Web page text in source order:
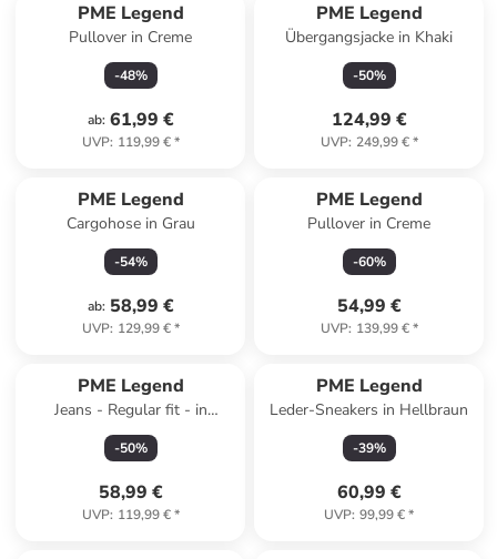
PME Legend
Pullover in Creme
-48%
ab: 61,99 €
UVP: 119,99 €*
PME Legend
Übergangsjacke in Khaki
-50%
124,99 €
UVP: 249,99 €*
PME Legend
Cargohose in Grau
-54%
ab: 58,99 €
UVP: 129,99 €*
PME Legend
Pullover in Creme
-60%
54,99 €
UVP: 139,99 €*
PME Legend
Jeans - Regular fit - in
Hellblau
-50%
58,99 €
UVP: 119,99 €*
PME Legend
Leder-Sneakers in Hellbraun
-39%
60,99 €
UVP: 99,99 €*